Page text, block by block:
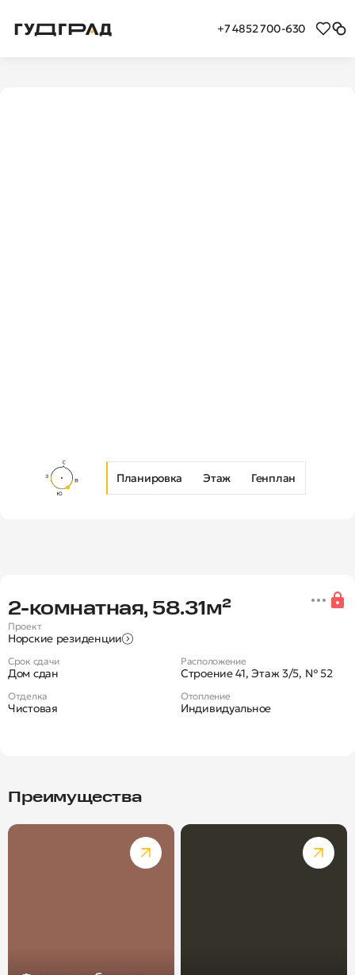
+7 4852 700-630
Планировка Этаж Генплан
Новая 2-комнатная квартира в
2‑комнатная, 58.31м²
Проект
Норские резиденции
Срок сдачи
Дом сдан
Расположение
Строение 41, Этаж 3/5, № 52
Отделка
Чистовая
Отопление
Индивидуальное
Преимущества